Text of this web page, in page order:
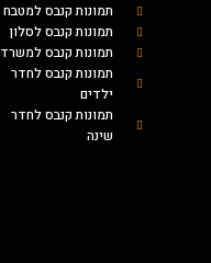
תמונות קנבס למטבח
תמונות קנבס לסלון
תמונות קנבס למשרד
תמונות קנבס לחדר
ילדים
תמונות קנבס לחדר
שינה